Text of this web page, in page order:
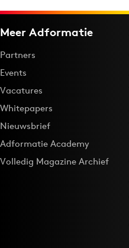
Meer Adformatie
Partners
Events
Vacatures
Whitepapers
Nieuwsbrief
Adformatie Academy
Volledig Magazine Archief